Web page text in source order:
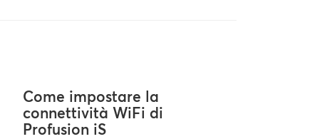
Come impostare la
connettività WiFi di
Profusion iS